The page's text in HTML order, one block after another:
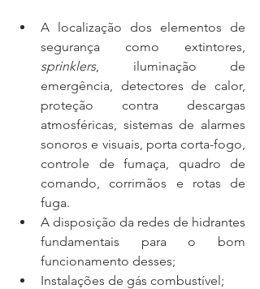
A localização dos elementos de
sprinklers, iluminação de
emergência, detectores de calor,
proteção contra descargas
atmosféricas, sistemas de alarmes
sonoros e visuais, porta corta-fogo,
controle de fumaça, quadro de
comando, corrimãos e rotas de
fuga.
A disposição da redes de hidrantes
fundamentais para o bom
funcionamento desses;
Instalações de gás combustível;